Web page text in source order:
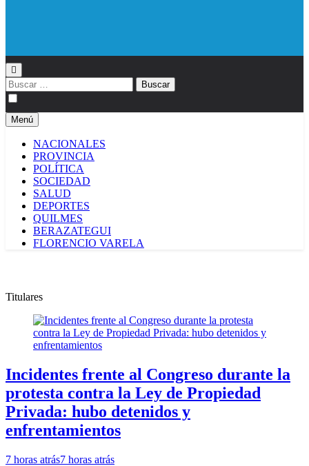
Buscar:
Menú
NACIONALES
PROVINCIA
POLÍTICA
SOCIEDAD
SALUD
DEPORTES
QUILMES
BERAZATEGUI
FLORENCIO VARELA
Titulares
Incidentes frente al Congreso durante la
protesta contra la Ley de Propiedad
Privada: hubo detenidos y
enfrentamientos
7 horas atrás7 horas atrás